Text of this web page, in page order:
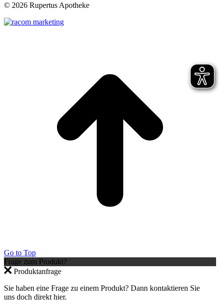
© 2026 Rupertus Apotheke
Go to Top
Frage zum Produkt?
Produktanfrage
Sie haben eine Frage zu einem Produkt? Dann kontaktieren Sie
uns doch direkt hier.